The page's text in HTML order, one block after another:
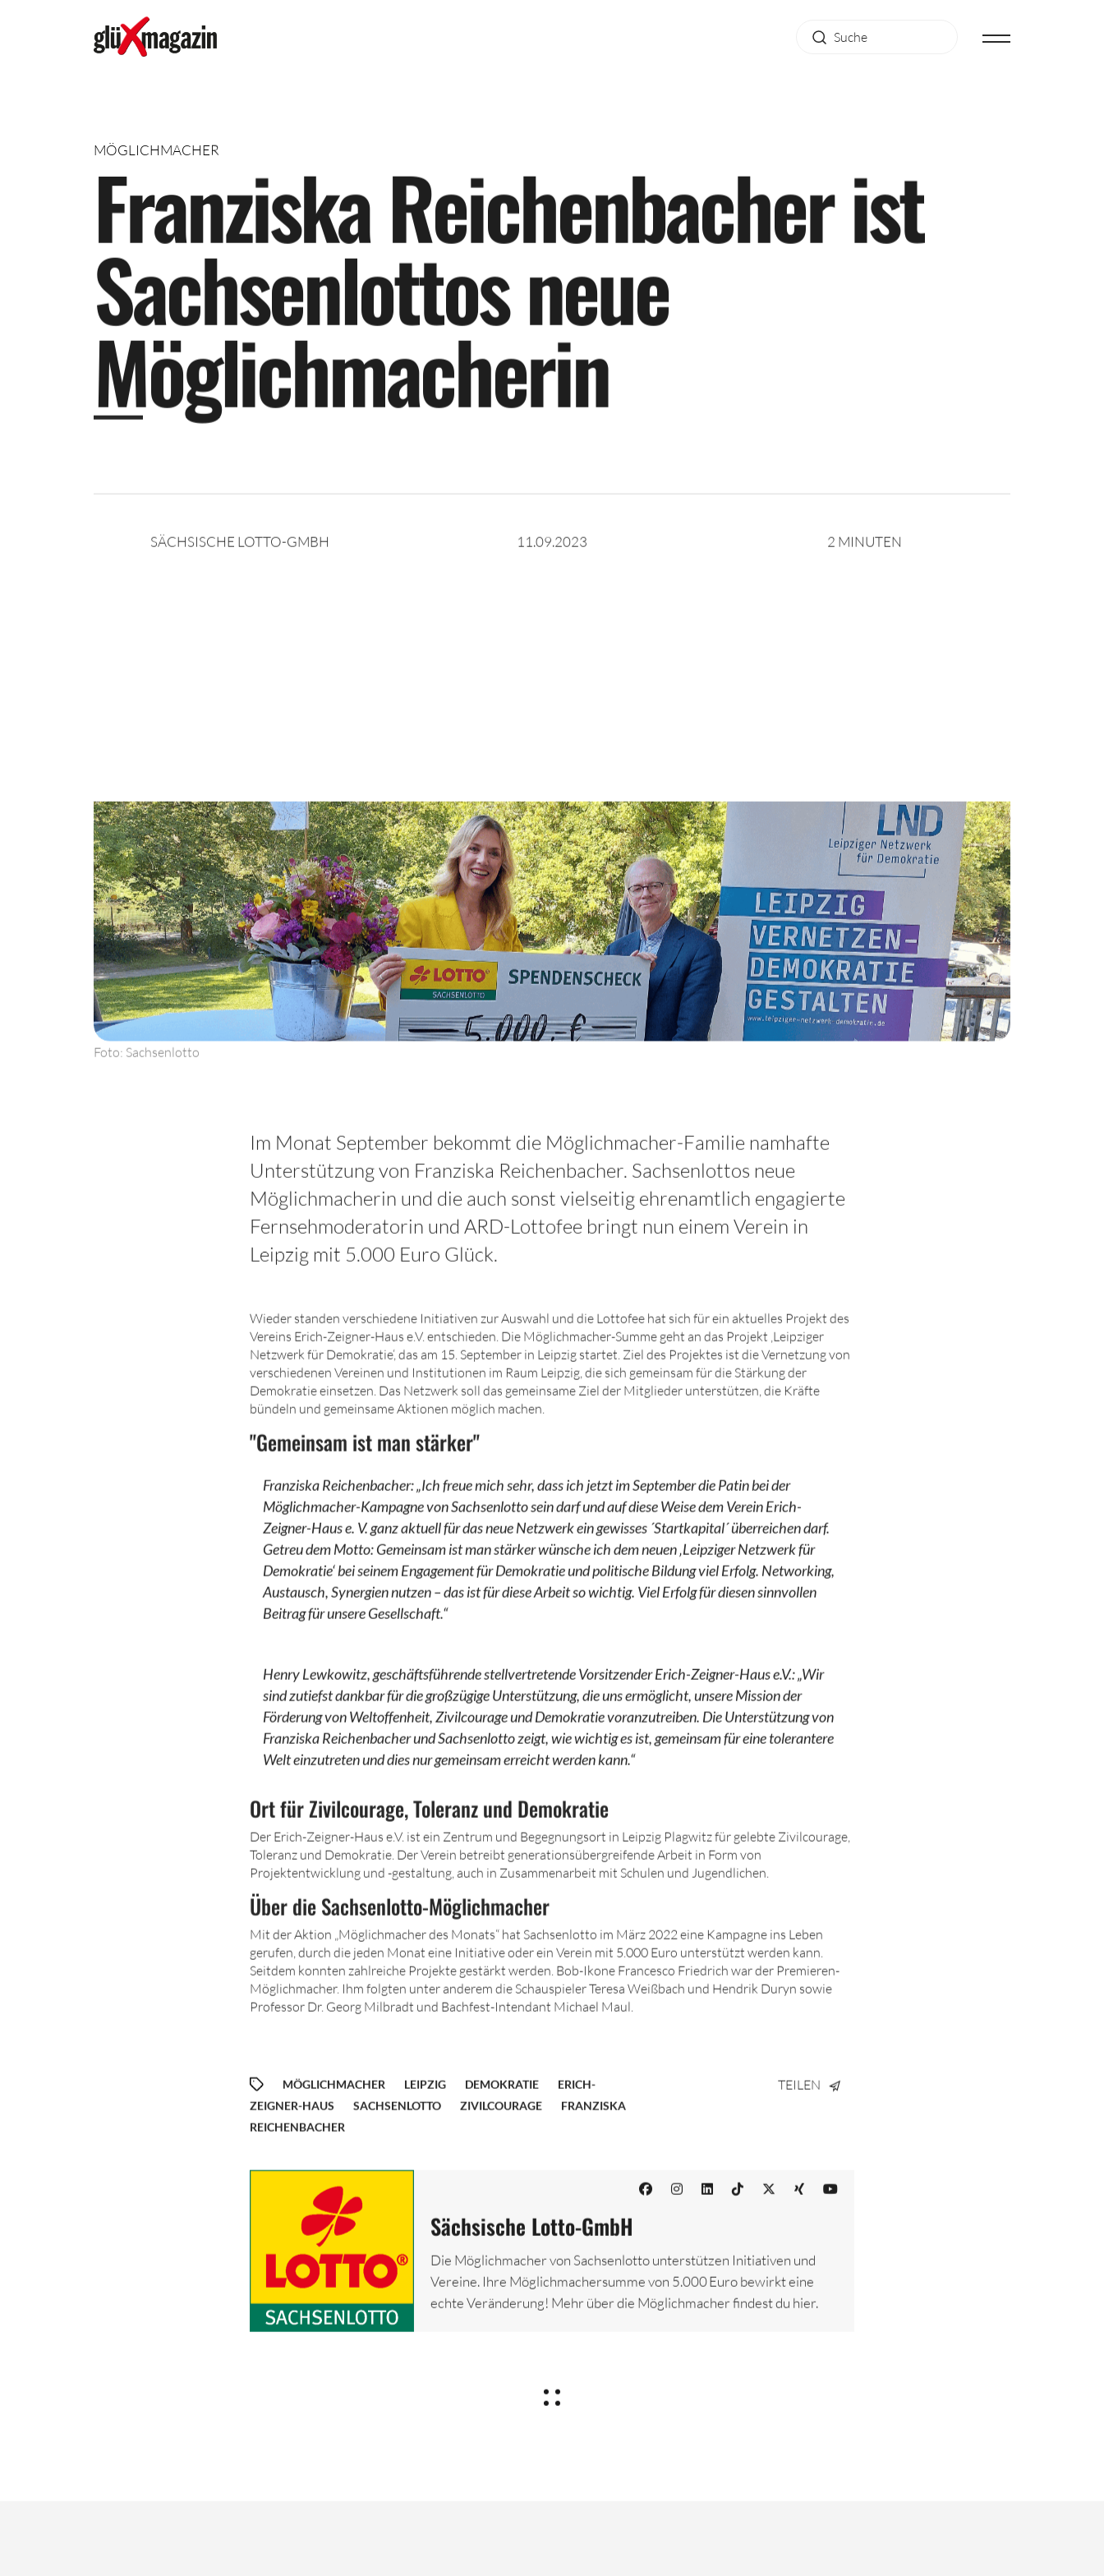
MÖGLICHMACHER
FranziskaReichenbacherist
Sachsenlottosneue
Möglichmacherin
SÄCHSISCHE LOTTO-GMBH 11.09.2023 2 MINUTEN
Foto: Sachsenlotto
Im Monat September bekommt die Möglichmacher-Familie namhafte
Unterstützung von Franziska Reichenbacher. Sachsenlottos neue
Möglichmacherin und die auch sonst vielseitig ehrenamtlich engagierte
Fernsehmoderatorin und ARD-Lottofee bringt nun einem Verein in
Leipzig mit 5.000 Euro Glück.
Wieder standen verschiedene Initiativen zur Auswahl und die Lottofee hat sich für ein aktuelles Projekt des
Vereins Erich-Zeigner-Haus e.V. entschieden. Die Möglichmacher-Summe geht an das Projekt ‚Leipziger
Netzwerk für Demokratie‘, das am 15. September in Leipzig startet. Ziel des Projektes ist die Vernetzung von
verschiedenen Vereinen und Institutionen im Raum Leipzig, die sich gemeinsam für die Stärkung der
Demokratie einsetzen. Das Netzwerk soll das gemeinsame Ziel der Mitglieder unterstützen, die Kräfte
bündeln und gemeinsame Aktionen möglich machen.
"Gemeinsam ist man stärker"
Franziska Reichenbacher: „Ich freue mich sehr, dass ich jetzt im September die Patin bei der
Möglichmacher-Kampagne von Sachsenlotto sein darf und auf diese Weise dem Verein Erich-
Zeigner-Haus e. V. ganz aktuell für das neue Netzwerk ein gewisses ´Startkapital´ überreichen darf.
Getreu dem Motto: Gemeinsam ist man stärker wünsche ich dem neuen ‚Leipziger Netzwerk für
Demokratie‘ bei seinem Engagement für Demokratie und politische Bildung viel Erfolg. Networking,
Austausch, Synergien nutzen – das ist für diese Arbeit so wichtig. Viel Erfolg für diesen sinnvollen
Beitrag für unsere Gesellschaft.“
Henry Lewkowitz, geschäftsführende stellvertretende Vorsitzender Erich-Zeigner-Haus e.V.: „Wir
sind zutiefst dankbar für die großzügige Unterstützung, die uns ermöglicht, unsere Mission der
Förderung von Weltoffenheit, Zivilcourage und Demokratie voranzutreiben. Die Unterstützung von
Franziska Reichenbacher und Sachsenlotto zeigt, wie wichtig es ist, gemeinsam für eine tolerantere
Welt einzutreten und dies nur gemeinsam erreicht werden kann.“
Ort für Zivilcourage, Toleranz und Demokratie
Der Erich-Zeigner-Haus e.V. ist ein Zentrum und Begegnungsort in Leipzig Plagwitz für gelebte Zivilcourage,
Toleranz und Demokratie. Der Verein betreibt generationsübergreifende Arbeit in Form von
Projektentwicklung und -gestaltung, auch in Zusammenarbeit mit Schulen und Jugendlichen.
Über die Sachsenlotto-Möglichmacher
Mit der Aktion „Möglichmacher des Monats“ hat Sachsenlotto im März 2022 eine Kampagne ins Leben
gerufen, durch die jeden Monat eine Initiative oder ein Verein mit 5.000 Euro unterstützt werden kann.
Seitdem konnten zahlreiche Projekte gestärkt werden. Bob-Ikone Francesco Friedrich war der Premieren-
Möglichmacher. Ihm folgten unter anderem die Schauspieler Teresa Weißbach und Hendrik Duryn sowie
Professor Dr. Georg Milbradt und Bachfest-Intendant Michael Maul.
MÖGLICHMACHER LEIPZIG DEMOKRATIE
ERICH-
ZEIGNER-HAUS
SACHSENLOTTO ZIVILCOURAGE
FRANZISKA
REICHENBACHER
TEILEN
Sächsische Lotto-GmbH
Die Möglichmacher von Sachsenlotto unterstützen Initiativen und
Vereine. Ihre Möglichmachersumme von 5.000 Euro bewirkt eine
echte Veränderung! Mehr über die Möglichmacher findest du hier.